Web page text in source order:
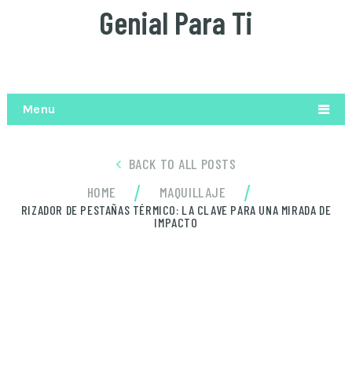
Genial Para Ti
Menu
BACK TO ALL POSTS
HOME
/ MAQUILLAJE /
RIZADOR DE PESTAÑAS TÉRMICO: LA CLAVE PARA UNA MIRADA DE
IMPACTO